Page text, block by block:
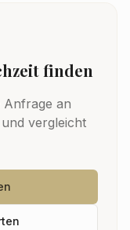
finden
Anfrage an
vergleicht